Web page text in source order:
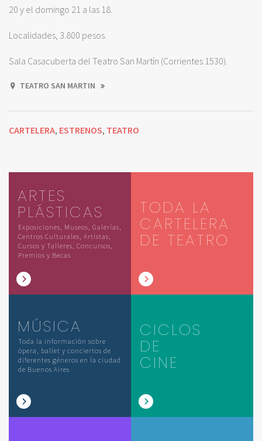
20 y el domingo 21 a las 18.
Localidades, 3.800 pesos.
Sala Casacuberta del Teatro San Martín (Corrientes 1530).
TEATRO SAN MARTIN
CARTELERA, ESTRENOS, TEATRO
ARTES
PLÁSTICAS
Exposiciones, Museos, Galerías,
Centros Culturales, Artistas,
Cursos y Talleres, Concursos,
Premios y Becas
TODA LA
CARTELERA
DE TEATRO
MÚSICA
Toda la información sobre
ópera, ballet y conciertos de
diferentes géneros en la ciudad
de Buenos Aires
CICLOS
DE
CINE